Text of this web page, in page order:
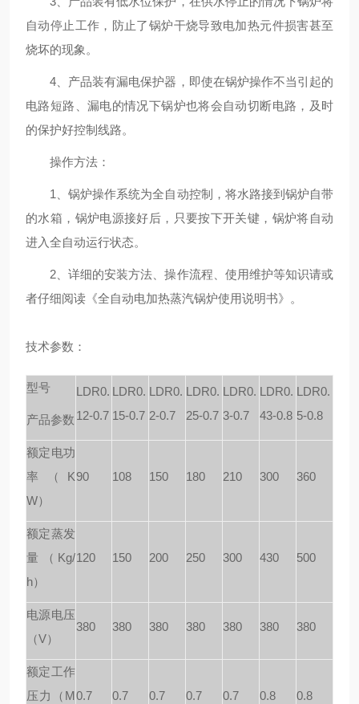
自动停止工作，防止了锅炉干烧导致电加热元件损害甚至
烧坏的现象。
4、产品装有漏电保护器，即使在锅炉操作不当引起的
电路短路、漏电的情况下锅炉也将会自动切断电路，及时
的保护好控制线路。
操作方法：
1、锅炉操作系统为全自动控制，将水路接到锅炉自带
的水箱，锅炉电源接好后，只要按下开关键，锅炉将自动
进入全自动运行状态。
2、详细的安装方法、操作流程、使用维护等知识请或
者仔细阅读《全自动电加热蒸汽锅炉使用说明书》。
技术参数：
型号
产品参数
LDR0.
12-0.7
LDR0.
15-0.7
LDR0.
2-0.7
LDR0.
25-0.7
LDR0.
3-0.7
LDR0.
43-0.8
LDR0.
5-0.8
额定电功
率（K
W）
90 108 150 180 210 300 360
额定蒸发
量（Kg/
h）
120 150 200 250 300 430 500
电源电压
（V）
380 380 380 380 380 380 380
额定工作
压力（M0.7 0.7 0.7 0.7 0.7 0.8 0.8